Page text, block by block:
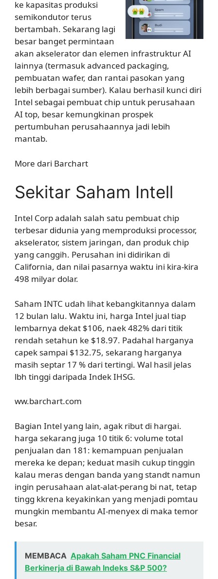
ke kapasitas produksi
semikondutor terus
bertambah. Sekarang lagi
besar banget permintaan
akan akselerator dan elemen infrastruktur AI
lainnya (termasuk advanced packaging,
pembuatan wafer, dan rantai pasokan yang
lebih berbagai sumber). Kalau berhasil kunci diri
Intel sebagai pembuat chip untuk perusahaan
AI top, besar kemungkinan prospek
pertumbuhan perusahaannya jadi lebih
mantab.
More dari Barchart
Sekitar Saham Intell
Intel Corp adalah salah satu pembuat chip
terbesar didunia yang memproduksi processor,
akselerator, sistem jaringan, dan produk chip
yang canggih. Perusahan ini didirikan di
California, dan nilai pasarnya waktu ini kira-kira
498 milyar dolar.
Saham INTC udah lihat kebangkitannya dalam
12 bulan lalu. Waktu ini, harga Intel jual tiap
lembarnya dekat $106, naek 482% dari titik
rendah setahun ke $18.97. Padahal harganya
capek sampai $132.75, sekarang harganya
masih septar 17 % dari tertingi. Wal hasil jelas
lbh tinggi daripada Indek IHSG.
ww.barchart.com
Bagian Intel yang lain, agak ribut di hargai.
harga sekarang juga 10 titik 6: volume total
penjualan dan 181: kemampuan penjualan
mereka ke depan; keduat masih cukup tinggin
kalau meras dengan banda yang standt namun
ingin perusahaan alat-alat-perang bi nat, tetap
tingg kkrena keyakinkan yang menjadi pomtau
mungkin membantu AI-menyex di maka temor
besar.
MEMBACA Apakah Saham PNC Financial
Berkinerja di Bawah Indeks S&P 500?